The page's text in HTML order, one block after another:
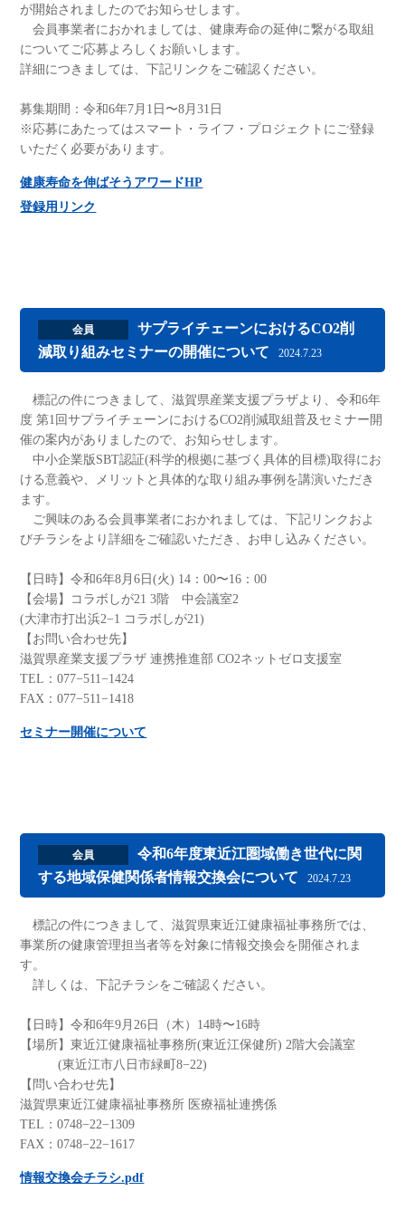
が開始されましたのでお知らせします。
会員事業者におかれましては、健康寿命の延伸に繋がる取組
についてご応募よろしくお願いします。
詳細につきましては、下記リンクをご確認ください。
募集期間：令和6年7月1日〜8月31日
※応募にあたってはスマート・ライフ・プロジェクトにご登録
いただく必要があります。
健康寿命を伸ばそうアワードHP
登録用リンク
会員
サプライチェーンにおけるCO2削
減取り組みセミナーの開催について
2024.7.23
標記の件につきまして、滋賀県産業支援プラザより、令和6年
度 第1回サプライチェーンにおけるCO2削減取組普及セミナー開
催の案内がありましたので、お知らせします。
中小企業版SBT認証(科学的根拠に基づく具体的目標)取得にお
ける意義や、メリットと具体的な取り組み事例を講演いただき
ます。
ご興味のある会員事業者におかれましては、下記リンクおよ
びチラシをより詳細をご確認いただき、お申し込みください。
【日時】令和6年8月6日(火) 14：00〜16：00
【会場】コラボしが21 3階 中会議室2
(大津市打出浜2−1 コラボしが21)
【お問い合わせ先】
滋賀県産業支援プラザ 連携推進部 CO2ネットゼロ支援室
TEL：077−511−1424
FAX：077−511−1418
セミナー開催について
会員
令和6年度東近江圏域働き世代に関
する地域保健関係者情報交換会について
2024.7.23
標記の件につきまして、滋賀県東近江健康福祉事務所では、
事業所の健康管理担当者等を対象に情報交換会を開催されま
す。
詳しくは、下記チラシをご確認ください。
【日時】令和6年9月26日（木）14時〜16時
【場所】東近江健康福祉事務所(東近江保健所) 2階大会議室
(東近江市八日市緑町8−22)
【問い合わせ先】
滋賀県東近江健康福祉事務所 医療福祉連携係
TEL：0748−22−1309
FAX：0748−22−1617
情報交換会チラシ.pdf